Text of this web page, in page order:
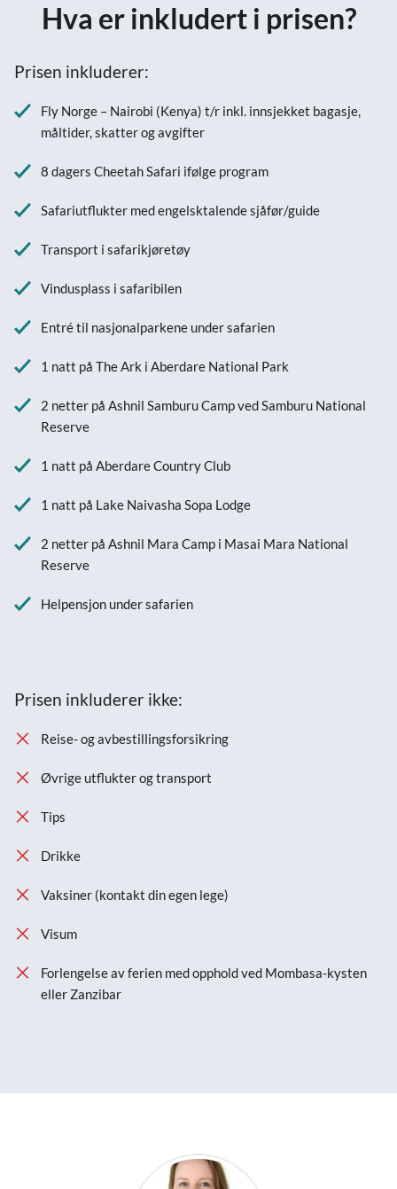
Hva er inkludert i prisen?
Prisen inkluderer:
Fly Norge – Nairobi (Kenya) t/r inkl. innsjekket bagasje,
måltider, skatter og avgifter
8 dagers Cheetah Safari ifølge program
Safariutflukter med engelsktalende sjåfør/guide
Transport i safarikjøretøy
Vindusplass i safaribilen
Entré til nasjonalparkene under safarien
1 natt på The Ark i Aberdare National Park
2 netter på Ashnil Samburu Camp ved Samburu National
Reserve
1 natt på Aberdare Country Club
1 natt på Lake Naivasha Sopa Lodge
2 netter på Ashnil Mara Camp i Masai Mara National
Reserve
Helpensjon under safarien
Prisen inkluderer ikke:
Reise- og avbestillingsforsikring
Øvrige utflukter og transport
Tips
Drikke
Vaksiner (kontakt din egen lege)
Visum
Forlengelse av ferien med opphold ved Mombasa-kysten
eller Zanzibar